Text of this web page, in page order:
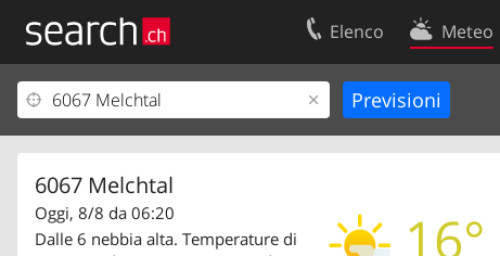
Elenco Meteo
6067 Melchtal
16°
Oggi, 8/8 da 06:20
Dalle 6 nebbia alta. Temperature di
Il vostro profolio
Area clienti
Informazioni Legali
Contatti
Condizioni d’uso